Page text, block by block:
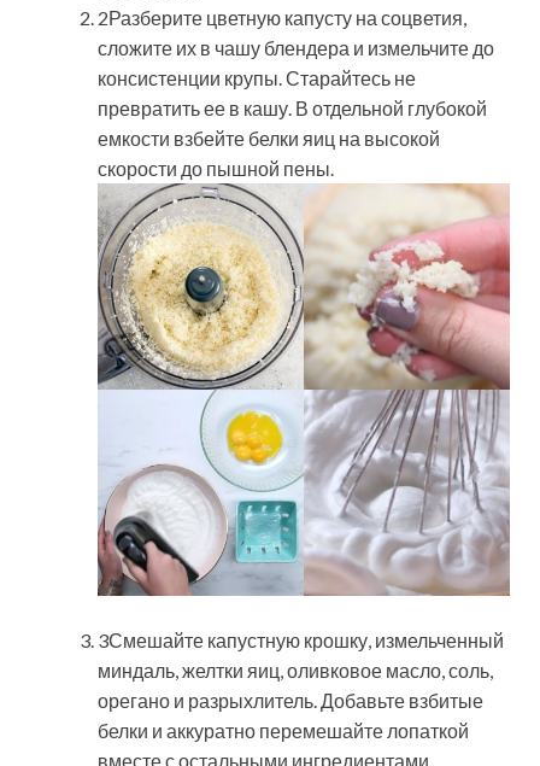
2Разберите цветную капусту на соцветия,
сложите их в чашу блендера и измельчите до
консистенции крупы. Старайтесь не
превратить ее в кашу. В отдельной глубокой
емкости взбейте белки яиц на высокой
скорости до пышной пены.
3Смешайте капустную крошку, измельченный
миндаль, желтки яиц, оливковое масло, соль,
орегано и разрыхлитель. Добавьте взбитые
белки и аккуратно перемешайте лопаткой
вместе с остальными ингредиентами